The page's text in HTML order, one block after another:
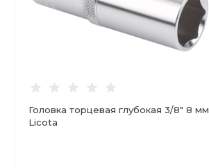
Головка торцевая глубокая 3/8" 8
Licota